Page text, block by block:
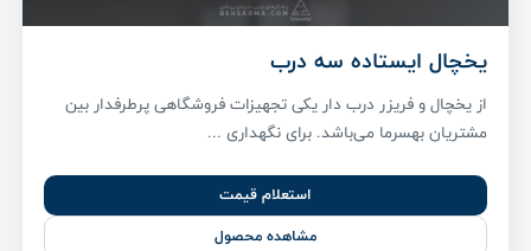
یخچال ایستاده سه درب
از یخچال و فریزر درب دار یکی تجهیزات فروشگاهی پر‌طرفدار بین
مشتریان بهسرما می‌باشد. برای نگهداری ...
استعلام قیمت
مشاهده محصول